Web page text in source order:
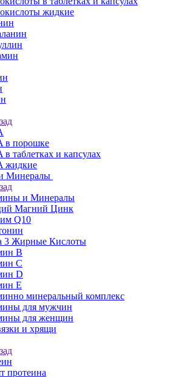
жидкие
в порошке
таблетках и капсулах
жидкие
Минералы
и Минералы
Магний Цинк
Q10
3 Жирные Кислоты
B
C
D
E
минеральный комплекс
для мужчин
для женщин
и хрящи
протеина